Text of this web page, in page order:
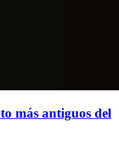
más antiguos del